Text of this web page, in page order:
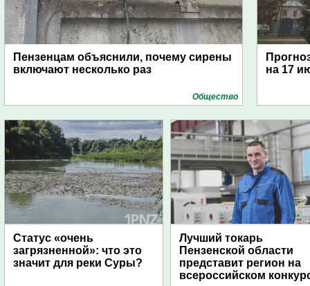
Пензенцам объяснили, почему сирены
включают несколько раз
Общество
на 17
Статус «очень
загрязненной»: что это
значит для реки Суры?
Лучший токарь
Пензенской области
представит регион на
всероссийском